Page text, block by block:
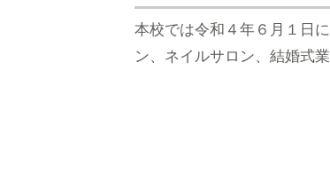
本校では令和４年６月１日
ン、ネイルサロン、結婚式